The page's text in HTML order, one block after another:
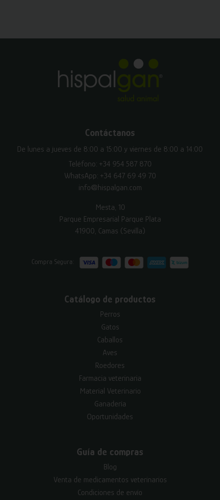
Contáctanos
De lunes a jueves de 8:00 a 15:00 y viernes de 8:00 a 14:00
Teléfono: +34 954 587 870
WhatsApp: +34 647 69 49 70
info@hispalgan.com
Mesta, 10
Parque Empresarial Parque Plata
41900, Camas (Sevilla)
Compra Segura:
Catálogo de productos
Perros
Gatos
Caballos
Aves
Roedores
Farmacia veterinaria
Material Veterinario
Ganadería
Oportunidades
Guía de compras
Blog
Venta de medicamentos veterinarios
Condiciones de envío